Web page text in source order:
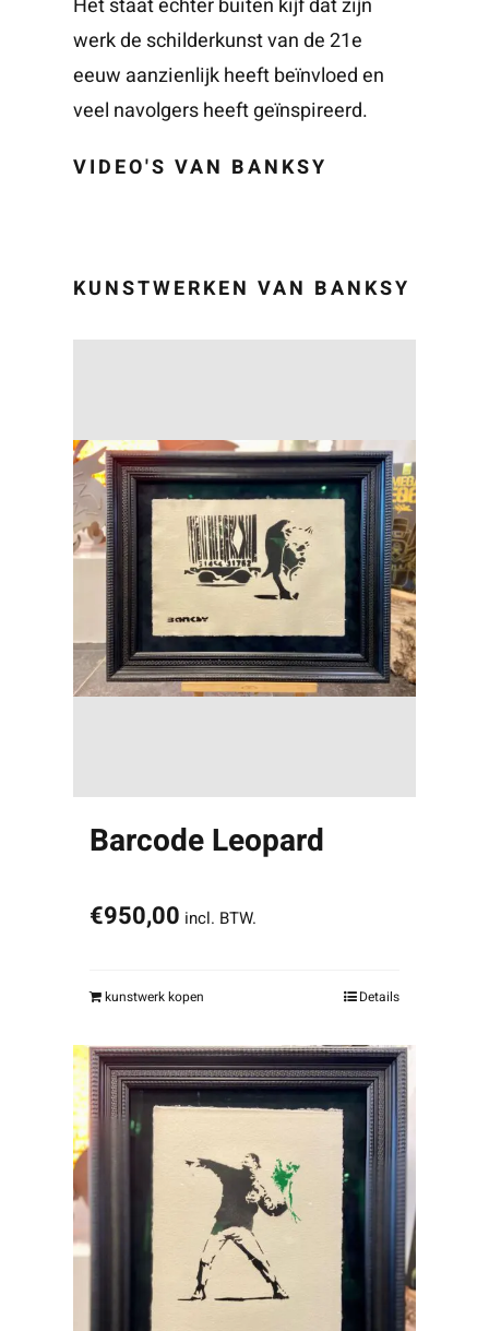
Het staat echter buiten kijf dat zijn
werk de schilderkunst van de 21e
eeuw aanzienlijk heeft beïnvloed en
veel navolgers heeft geïnspireerd.
VIDEO'S VAN BANKSY
KUNSTWERKEN VAN BANKSY
Barcode Leopard
€950,00 incl. BTW.
kunstwerk kopen Details